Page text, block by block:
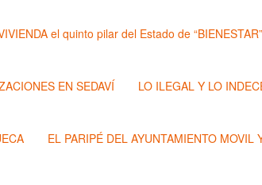
el quinto pilar del Estado de “BIENESTAR”
EN SEDAVÍ LO ILEGAL Y LO
EL PARIPÉ DEL AYUNTAMIENTO